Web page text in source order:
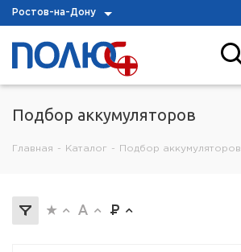
Ростов-на-Дону
Подбор аккумуляторов
Главная - Каталог - Подбор аккумуляторов